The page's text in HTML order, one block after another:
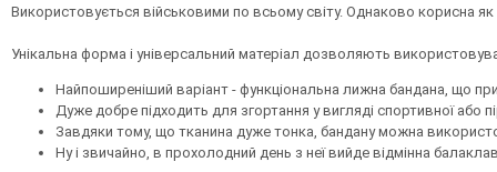
Використовується військовими по всьому світу. Однаково корисна
Унікальна форма і універсальний матеріал дозволяють
Найпоширеніший варіант - функціональна лижна бандана, що
Дуже добре підходить для згортання у вигляді спортивної або
Завдяки тому, що тканина дуже тонка, бандану можна
Ну і звичайно, в прохолодний день з неї вийде відмінна